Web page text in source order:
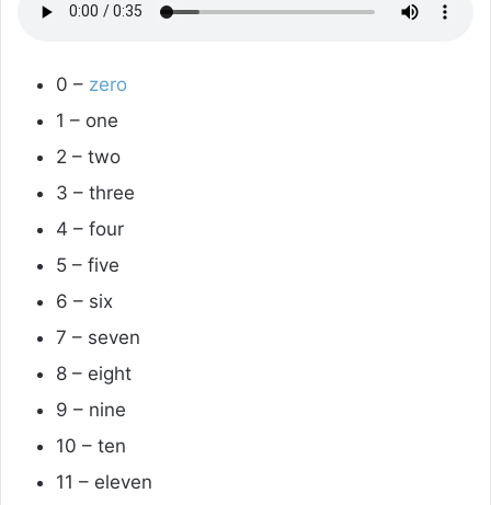
0 – zero
1 – one
2 – two
3 – three
4 – four
5 – five
6 – six
7 – seven
8 – eight
9 – nine
10 – ten
11 – eleven